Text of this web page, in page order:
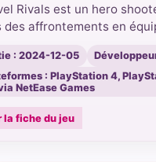
Rivals est un hero
des affrontements en
: 2024-12-05
: PlayStation 4,
NetEase Games
la fiche du jeu